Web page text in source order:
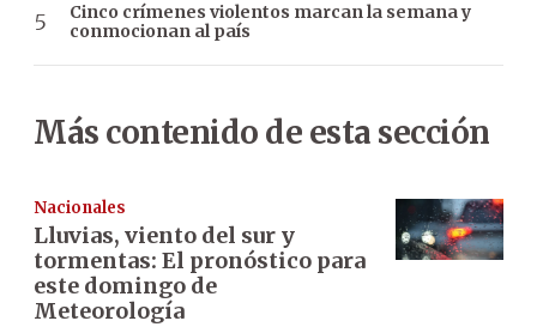
Cinco crímenes violentos marcan la semana y
conmocionan al país
Más contenido de esta sección
Nacionales
Lluvias, viento del sur y
tormentas: El pronóstico para
este domingo de
Meteorología